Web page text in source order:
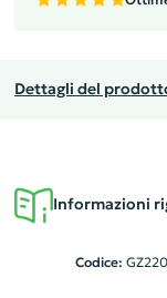
Dettagli del
Informazioni
Codice: